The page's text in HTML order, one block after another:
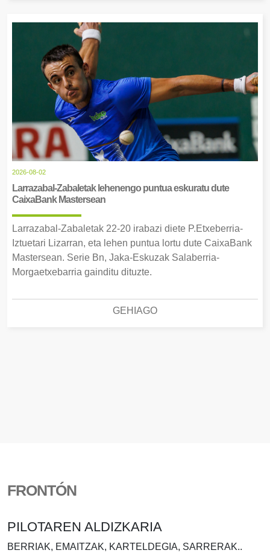
2026-08-02
Larrazabal-Zabaletak lehenengo puntua eskuratu dute
CaixaBank Mastersean
Larrazabal-Zabaletak 22-20 irabazi diete P.Etxeberria-
Iztuetari Lizarran, eta lehen puntua lortu dute CaixaBank
Mastersean. Serie Bn, Jaka-Eskuzak Salaberria-
Morgaetxebarria gainditu dituzte.
GEHIAGO
FRONTÓN
PILOTAREN ALDIZKARIA
BERRIAK, EMAITZAK, KARTELDEGIA, SARRERAK..